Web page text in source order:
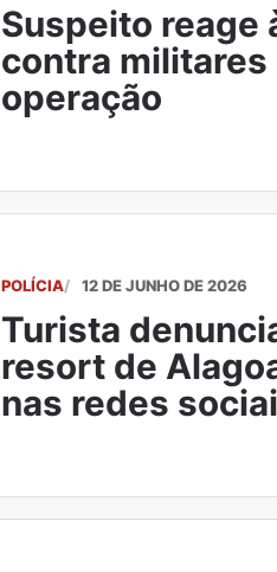
Suspeito reage
contra militares
operação
POLÍCIA 12 DE JUNHO DE 2026
Turista
resort de
nas redes